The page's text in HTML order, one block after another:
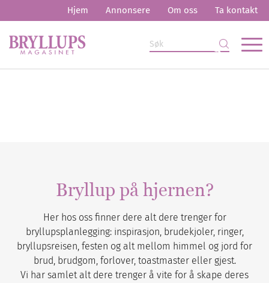
Hjem Annonsere Om oss Ta kontakt
Bryllup på hjernen?
Her hos oss finner dere alt dere trenger for
bryllupsplanlegging: inspirasjon, brudekjoler, ringer,
bryllupsreisen, festen og alt mellom himmel og jord for
brud, brudgom, forlover, toastmaster eller gjest.
Vi har samlet alt dere trenger å vite for å skape deres